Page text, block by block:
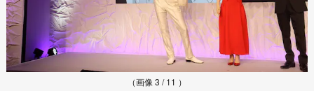
（画像 3 / 11 ）